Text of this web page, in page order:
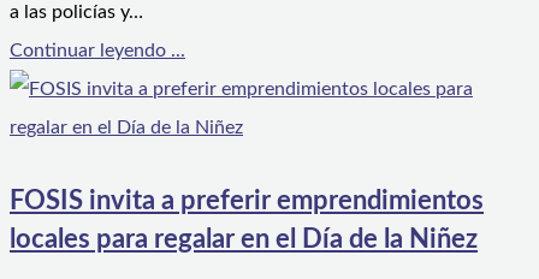
a las policías y…
Continuar leyendo ...
FOSIS invita a preferir emprendimientos
locales para regalar en el Día de la Niñez